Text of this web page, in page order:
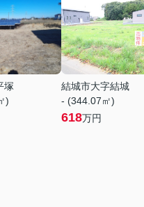
塚
)
結城市大字結城
- (344.07㎡)
618万円